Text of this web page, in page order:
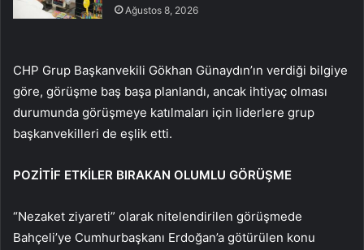
Ağustos 8, 2026
CHP Grup Başkanvekili Gökhan Günaydın’ın verdiği bilgiye
göre, görüşme baş başa planlandı, ancak ihtiyaç olması
durumunda görüşmeye katılmaları için liderlere grup
başkanvekilleri de eşlik etti.
POZİTİF ETKİLER BIRAKAN OLUMLU GÖRÜŞME
“Nezaket ziyareti” olarak nitelendirilen görüşmede
Bahçeli’ye Cumhurbaşkanı Erdoğan’a götürülen konu